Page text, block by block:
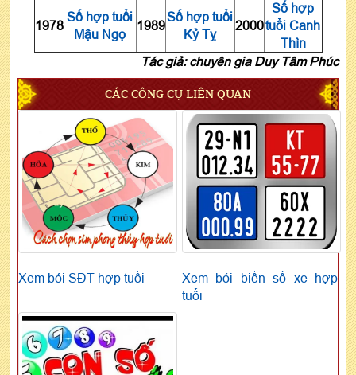
1978
Số hợp tuổi
Mậu Ngọ
1989
Số hợp tuổi
Kỷ Tỵ
2000
Số hợp
tuổi Canh
Thìn
Tác giả: chuyên gia Duy Tâm Phúc
CÁC CÔNG CỤ LIÊN QUAN
Xem bói SĐT hợp tuổi
Xem bói biển số xe hợp
tuổi